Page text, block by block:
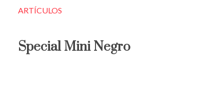
ARTÍCULOS
Special Mini Negro